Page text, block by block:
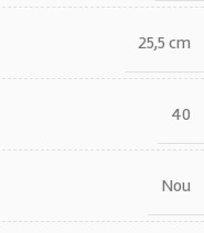
25,5 cm
40
Nou